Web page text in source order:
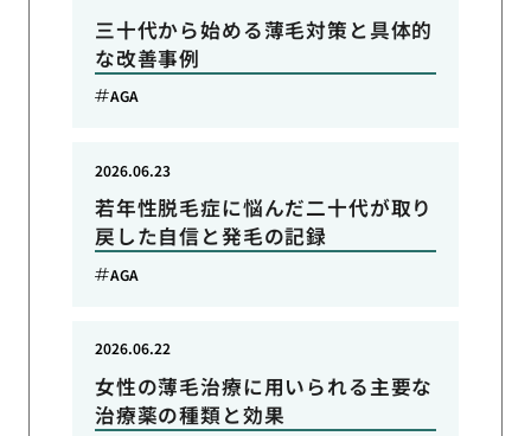
三十代から始める薄毛対策と具体的
な改善事例
AGA
若年性脱毛症に悩んだ二十代が取り
戻した自信と発毛の記録
2026.06.23
AGA
女性の薄毛治療に用いられる主要な
治療薬の種類と効果
2026.06.22